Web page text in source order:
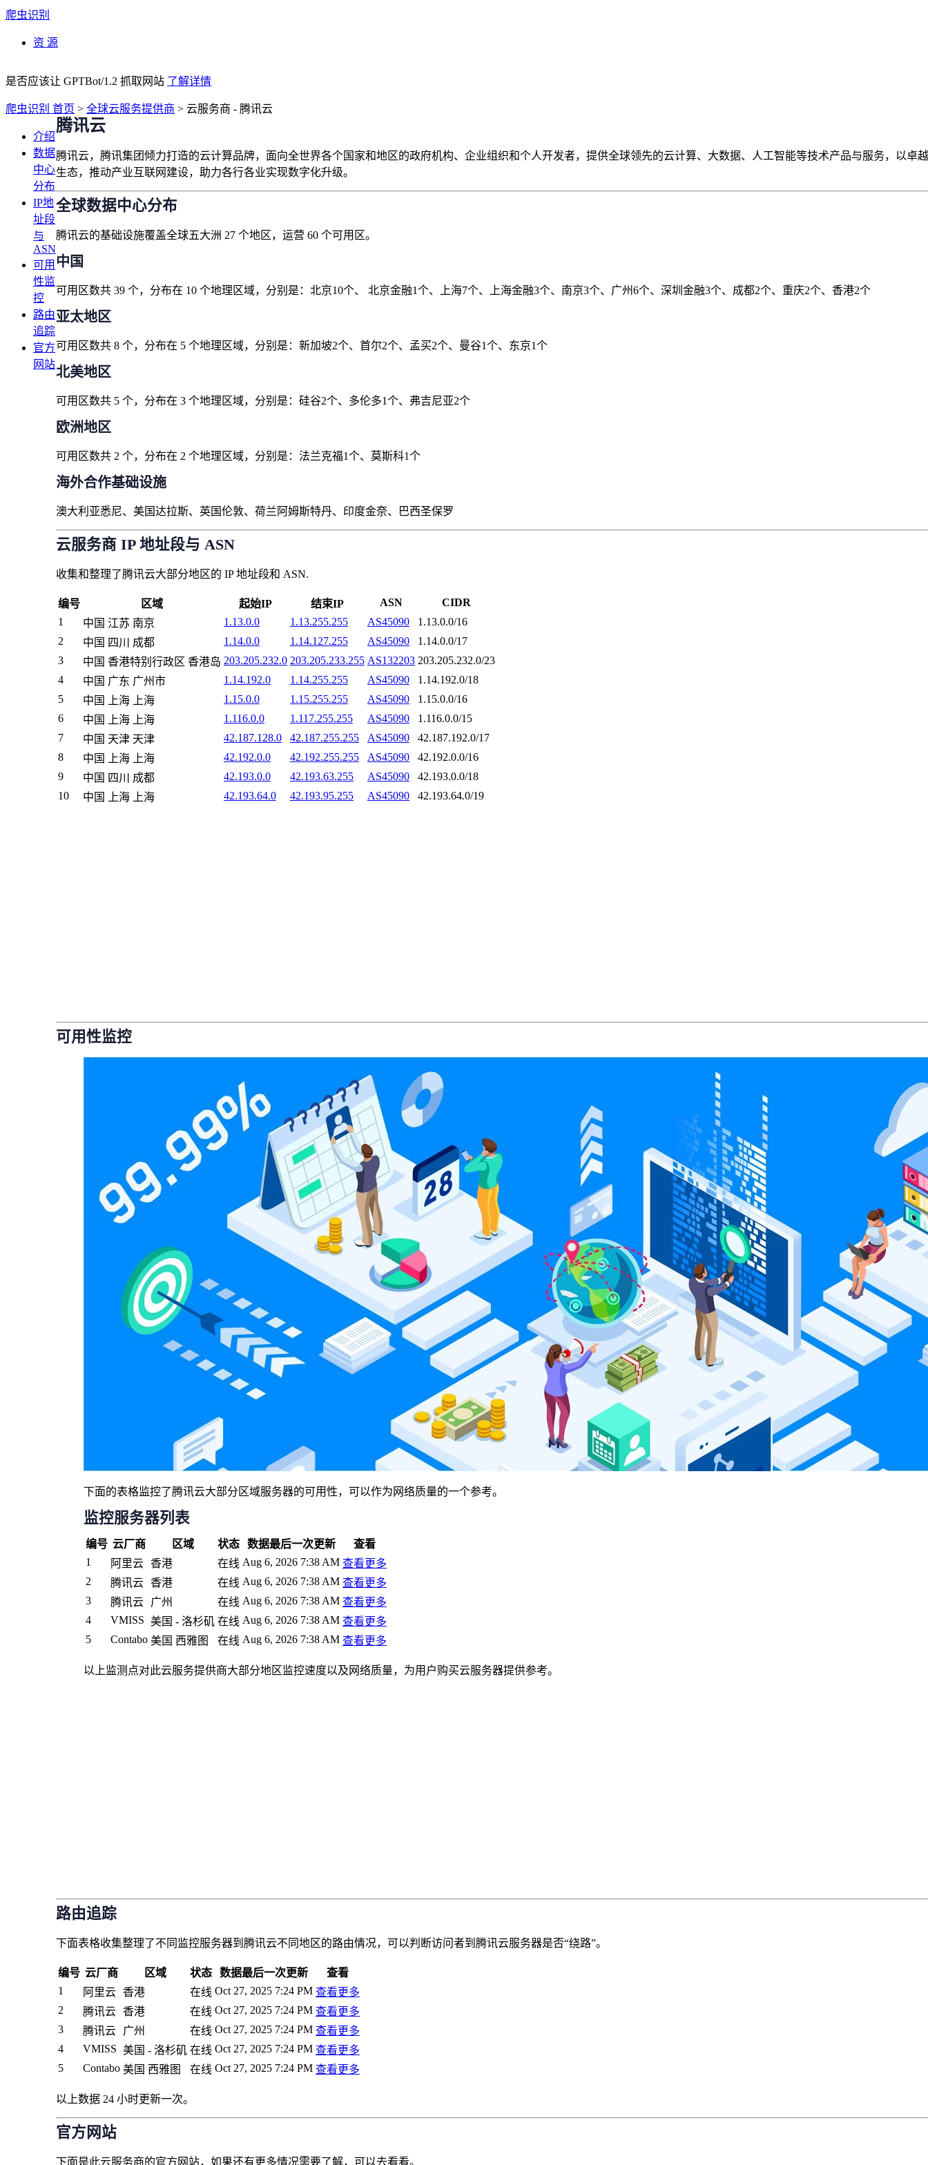
爬虫识别
资 源
是否应该让 GPTBot/1.2 抓取网站 了解详情
爬虫识别 首页 > 全球云服务提供商 > 云服务商 - 腾讯云
介绍
数据
中心
分布
IP地
址段
与
ASN
可用
性监
控
路由
追踪
官方
网站
腾讯云
腾讯云，腾讯集团倾力打造的云计算品牌，面向全世界各个国家和地区的政府机构、企业组织和个人开发者，提供全球领先的云计算、大数据、人工智能等技术产品与服务，以卓
生态，推动产业互联网建设，助力各行各业实现数字化升级。
全球数据中心分布
腾讯云的基础设施覆盖全球五大洲 27 个地区，运营 60 个可用区。
中国
可⽤区数共 39 个，分布在 10 个地理区域，分别是：北京10个、 北京金融1个、上海7个、上海金融3个、南京3个、广州6个、深圳金融3个、成都2个、重庆2个、香港2个
亚太地区
可用区数共 8 个，分布在 5 个地理区域，分别是：新加坡2个、首尔2个、孟买2个、曼谷1个、东京1个
北美地区
可用区数共 5 个，分布在 3 个地理区域，分别是：硅谷2个、多伦多1个、弗吉尼亚2个
欧洲地区
可用区数共 2 个，分布在 2 个地理区域，分别是：法兰克福1个、莫斯科1个
海外合作基础设施
澳大利亚悉尼、美国达拉斯、英国伦敦、荷兰阿姆斯特丹、印度金奈、巴西圣保罗
云服务商 IP 地址段与 ASN
收集和整理了腾讯云大部分地区的 IP 地址段和 ASN.
编号 区域 起始IP 结束IP ASN
CIDR
1
中国 江苏 南京 1.13.0.0 1.13.255.255 AS45090
1.13.0.0/16
2
中国 四川 成都 1.14.0.0 1.14.127.255 AS45090
1.14.0.0/17
3
中国 香港特别行政区 香港岛 203.205.232.0 203.205.233.255 AS132203 203.205.232.0/23
4
中国 广东 广州市 1.14.192.0 1.14.255.255 AS45090
1.14.192.0/18
5
中国 上海 上海 1.15.0.0 1.15.255.255 AS45090
1.15.0.0/16
6
中国 上海 上海 1.116.0.0 1.117.255.255 AS45090
1.116.0.0/15
7
中国 天津 天津 42.187.128.0 42.187.255.255 AS45090
42.187.192.0/17
8
中国 上海 上海 42.192.0.0 42.192.255.255 AS45090
42.192.0.0/16
9
中国 四川 成都 42.193.0.0 42.193.63.255 AS45090
42.193.0.0/18
10
中国 上海 上海 42.193.64.0 42.193.95.255 AS45090 42.193.64.0/19
可用性监控
下面的表格监控了腾讯云大部分区域服务器的可用性，可以作为网络质量的一个参考。
监控服务器列表
编号 云厂商 区域 状态 数据最后一次更新
查看
1
阿里云 香港 在线 Aug 6, 2026 7:38 AM 查看更多
2
腾讯云 香港 在线 Aug 6, 2026 7:38 AM 查看更多
3
腾讯云 广州 在线 Aug 6, 2026 7:38 AM 查看更多
4
VMISS 美国 - 洛杉矶 在线 Aug 6, 2026 7:38 AM 查看更多
5
Contabo 美国 西雅图 在线 Aug 6, 2026 7:38 AM 查看更多
以上监测点对此云服务提供商大部分地区监控速度以及网络质量，为用户购买云服务器提供参考。
路由追踪
下面表格收集整理了不同监控服务器到腾讯云不同地区的路由情况，可以判断访问者到腾讯云服务器是否“绕路”。
编号 云厂商 区域 状态 数据最后一次更新
查看
1
阿里云 香港 在线 Oct 27, 2025 7:24 PM 查看更多
2
腾讯云 香港 在线 Oct 27, 2025 7:24 PM 查看更多
3
腾讯云 广州 在线 Oct 27, 2025 7:24 PM 查看更多
4
VMISS 美国 - 洛杉矶 在线 Oct 27, 2025 7:24 PM 查看更多
5
Contabo 美国 西雅图 在线 Oct 27, 2025 7:24 PM 查看更多
以上数据 24 小时更新一次。
官方网站
下面是此云服务商的官方网站，如果还有更多情况需要了解，可以去看看。